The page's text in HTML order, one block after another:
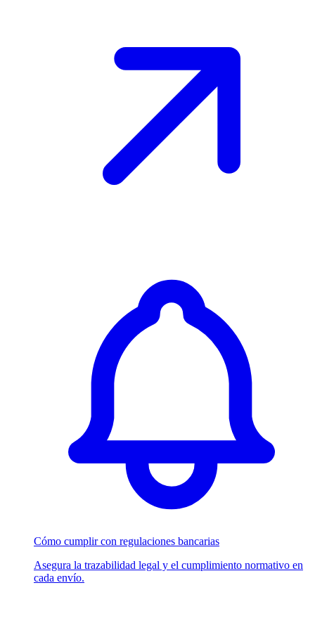
Cómo cumplir con regulaciones bancarias
Asegura la trazabilidad legal y el cumplimiento normativo en
cada envío.